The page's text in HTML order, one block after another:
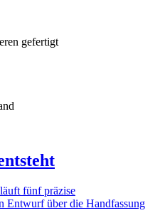
gefertigt
fünf präzise
Entwurf über die Handfassung